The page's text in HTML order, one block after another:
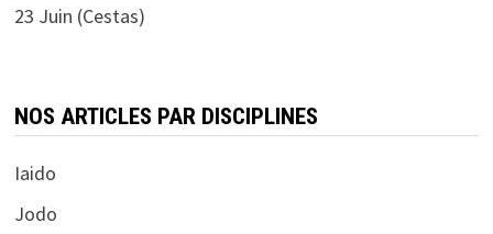
23 Juin (Cestas)
NOS ARTICLES PAR DISCIPLINES
Iaido
Jodo